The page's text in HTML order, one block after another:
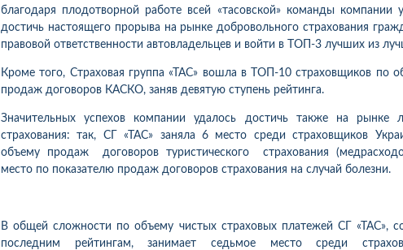
благодаря плодотворной работе всей «тасовской» команды компании
достичь настоящего прорыва на рынке добровольного страхования
правовой ответственности автовладельцев и войти в ТОП-3 лучших из
Кроме того, Страховая группа «ТАС» вошла в ТОП-10 страховщиков по
продаж договоров КАСКО, заняв девятую ступень рейтинга.
Значительных успехов компании удалось достичь также на рынке
страхования: так, СГ «ТАС» заняла 6 место среди страховщиков
объему продаж договоров туристического страхования
место по показателю продаж договоров страхования на случай болезни.
В общей сложности по объему чистых страховых платежей СГ «ТАС»,
последним рейтингам, занимает седьмое место среди